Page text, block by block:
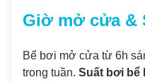
Giờ mở cửa &
Bể bơi mở cửa từ 6h
trong tuần. Suất bơi bể